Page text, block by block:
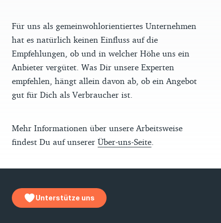
Für uns als gemeinwohlorientiertes Unternehmen
hat es natürlich keinen Einfluss auf die
Empfehlungen, ob und in welcher Höhe uns ein
Anbieter vergütet. Was Dir unsere Experten
empfehlen, hängt allein davon ab, ob ein Angebot
gut für Dich als Verbraucher ist.
Mehr Informationen über unsere Arbeitsweise
findest Du auf unserer Über-uns-Seite
Unterstütze uns